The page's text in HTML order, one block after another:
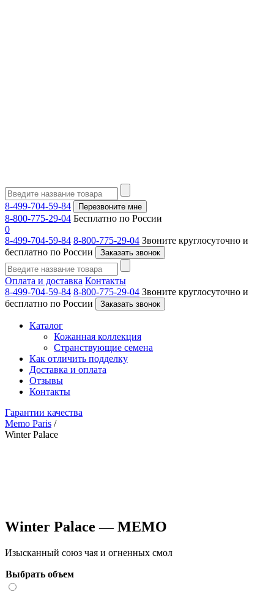
8-499-704-59-84 Перезвоните мне
8-800-775-29-04 Бесплатно по России
0
8-499-704-59-84 8-800-775-29-04 Звоните круглосуточно и
бесплатно по России
Заказать звонок
Оплата и доставка Контакты
8-499-704-59-84 8-800-775-29-04 Звоните круглосуточно и
бесплатно по России
Заказать звонок
Каталог
Кожанная коллекция
Странствующие семена
Как отличить подделку
Доставка и оплата
Отзывы
Контакты
Гарантии качества
Memo Paris /
Winter Palace
Winter Palace — MEMO
Изысканный союз чая и огненных смол
Выбрать объем